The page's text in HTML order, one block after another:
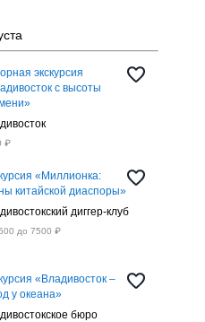
экскурсия
с высоты
₽
«Миллионка:
китайской диаспоры»
диггер-клуб
до 7500 ₽
«Владивосток –
у океана»
бюро